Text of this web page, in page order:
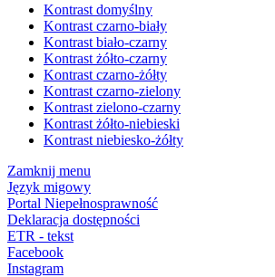
Kontrast domyślny
Kontrast czarno-biały
Kontrast biało-czarny
Kontrast żółto-czarny
Kontrast czarno-żółty
Kontrast czarno-zielony
Kontrast zielono-czarny
Kontrast żółto-niebieski
Kontrast niebiesko-żółty
Zamknij menu
Język migowy
Portal Niepełnosprawność
Deklaracja dostępności
ETR - tekst
Facebook
Instagram